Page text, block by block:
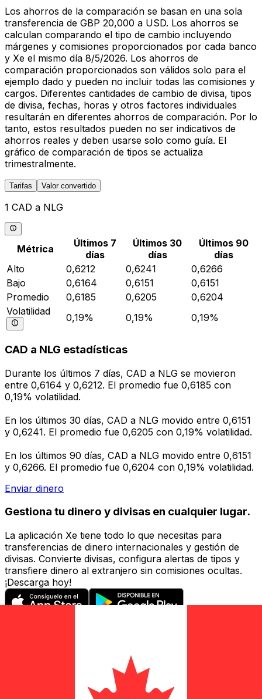
Los ahorros de la comparación se basan en una sola
transferencia de GBP 20,000 a USD. Los ahorros se
calculan comparando el tipo de cambio incluyendo
márgenes y comisiones proporcionados por cada banco
y Xe el mismo día 8/5/2026. Los ahorros de
comparación proporcionados son válidos solo para el
ejemplo dado y pueden no incluir todas las comisiones y
cargos. Diferentes cantidades de cambio de divisa, tipos
de divisa, fechas, horas y otros factores individuales
resultarán en diferentes ahorros de comparación. Por lo
tanto, estos resultados pueden no ser indicativos de
ahorros reales y deben usarse solo como guía. El
gráfico de comparación de tipos se actualiza
trimestralmente.
Tarifas Valor convertido
1 CAD a NLG
Métrica
Últimos 7
días
Últimos 30
días
Últimos 90
días
Alto
0,6212 0,6241
0,6266
Bajo
0,6164 0,6151
0,6151
Promedio
0,6185 0,6205
0,6204
Volatilidad
0,19% 0,19% 0,19%
CAD a NLG estadísticas
Durante los últimos 7 días, CAD a NLG se movieron
entre 0,6164 y 0,6212. El promedio fue 0,6185 con
0,19% volatilidad.
En los últimos 30 días, CAD a NLG movido entre 0,6151
y 0,6241. El promedio fue 0,6205 con 0,19% volatilidad.
En los últimos 90 días, CAD a NLG movido entre 0,6151
y 0,6266. El promedio fue 0,6204 con 0,19% volatilidad.
Enviar dinero
Gestiona tu dinero y divisas en cualquier lugar.
La aplicación Xe tiene todo lo que necesitas para
transferencias de dinero internacionales y gestión de
divisas. Convierte divisas, configura alertas de tipos y
transfiere dinero al extranjero sin comisiones ocultas.
¡Descarga hoy!